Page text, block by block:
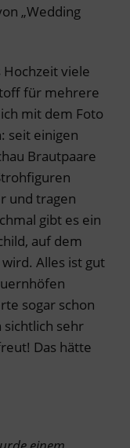
„Wedding
Hochzeit viele
für mehrere
mit dem Foto
seit einigen
Brautpaare
und tragen
gibt es ein
auf dem
Alles ist gut
sogar schon
sichtlich sehr
Das hätte